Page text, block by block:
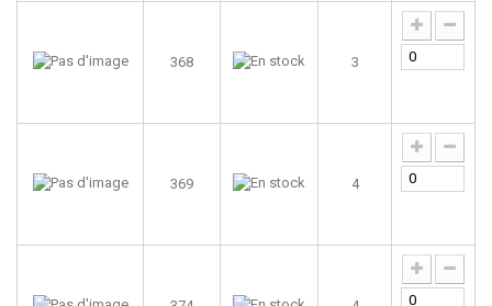
368 3
369 4